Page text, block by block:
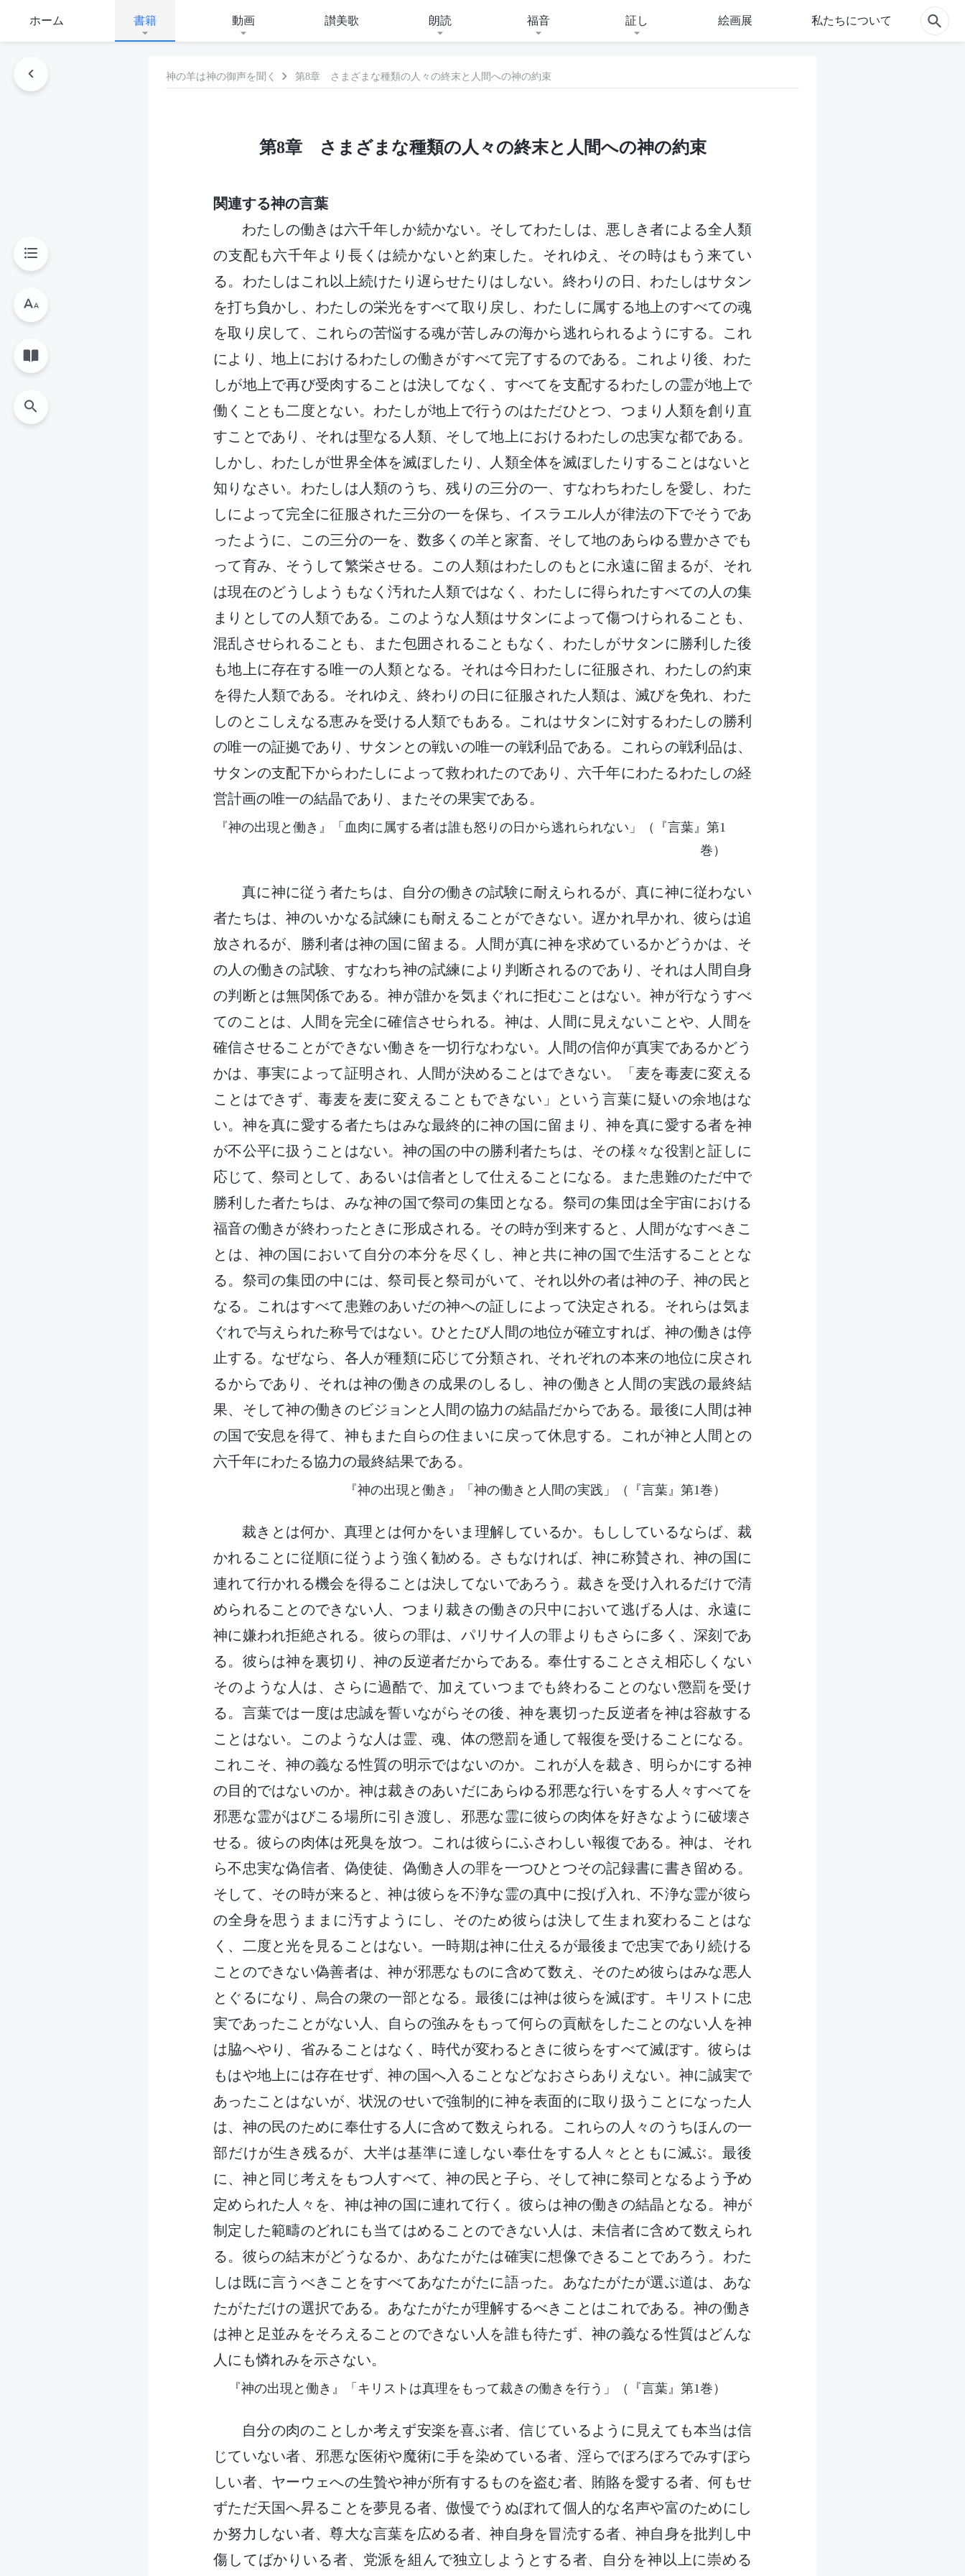
ホーム 書籍 動画 讃美歌 朗読 福音 証し 絵画展 私たちについて
神の羊は神の御声を聞く 第8章 さまざまな種類の人々の終末と人間への神の約束
第8章 さまざまな種類の人々の終末と人間への神の約束
関連する神の言葉
わたしの働きは六千年しか続かない。そしてわたしは、悪しき者による全人類
の支配も六千年より長くは続かないと約束した。それゆえ、その時はもう来てい
る。わたしはこれ以上続けたり遅らせたりはしない。終わりの日、わたしはサタン
を打ち負かし、わたしの栄光をすべて取り戻し、わたしに属する地上のすべての魂
を取り戻して、これらの苦悩する魂が苦しみの海から逃れられるようにする。これ
により、地上におけるわたしの働きがすべて完了するのである。これより後、わた
しが地上で再び受肉することは決してなく、すべてを支配するわたしの霊が地上で
働くことも二度とない。わたしが地上で行うのはただひとつ、つまり人類を創り直
すことであり、それは聖なる人類、そして地上におけるわたしの忠実な都である。
しかし、わたしが世界全体を滅ぼしたり、人類全体を滅ぼしたりすることはないと
知りなさい。わたしは人類のうち、残りの三分の一、すなわちわたしを愛し、わた
しによって完全に征服された三分の一を保ち、イスラエル人が律法の下でそうであ
ったように、この三分の一を、数多くの羊と家畜、そして地のあらゆる豊かさでも
って育み、そうして繁栄させる。この人類はわたしのもとに永遠に留まるが、それ
は現在のどうしようもなく汚れた人類ではなく、わたしに得られたすべての人の集
まりとしての人類である。このような人類はサタンによって傷つけられることも、
混乱させられることも、また包囲されることもなく、わたしがサタンに勝利した後
も地上に存在する唯一の人類となる。それは今日わたしに征服され、わたしの約束
を得た人類である。それゆえ、終わりの日に征服された人類は、滅びを免れ、わた
しのとこしえなる恵みを受ける人類でもある。これはサタンに対するわたしの勝利
の唯一の証拠であり、サタンとの戦いの唯一の戦利品である。これらの戦利品は、
サタンの支配下からわたしによって救われたのであり、六千年にわたるわたしの経
営計画の唯一の結晶であり、またその果実である。
『神の出現と働き』「血肉に属する者は誰も怒りの日から逃れられない」（『言葉』第1
巻）
真に神に従う者たちは、自分の働きの試験に耐えられるが、真に神に従わない
者たちは、神のいかなる試練にも耐えることができない。遅かれ早かれ、彼らは追
放されるが、勝利者は神の国に留まる。人間が真に神を求めているかどうかは、そ
の人の働きの試験、すなわち神の試練により判断されるのであり、それは人間自身
の判断とは無関係である。神が誰かを気まぐれに拒むことはない。神が行なうすべ
てのことは、人間を完全に確信させられる。神は、人間に見えないことや、人間を
確信させることができない働きを一切行なわない。人間の信仰が真実であるかどう
かは、事実によって証明され、人間が決めることはできない。「麦を毒麦に変える
ことはできず、毒麦を麦に変えることもできない」という言葉に疑いの余地はな
い。神を真に愛する者たちはみな最終的に神の国に留まり、神を真に愛する者を神
が不公平に扱うことはない。神の国の中の勝利者たちは、その様々な役割と証しに
応じて、祭司として、あるいは信者として仕えることになる。また患難のただ中で
勝利した者たちは、みな神の国で祭司の集団となる。祭司の集団は全宇宙における
福音の働きが終わったときに形成される。その時が到来すると、人間がなすべきこ
とは、神の国において自分の本分を尽くし、神と共に神の国で生活することとな
る。祭司の集団の中には、祭司長と祭司がいて、それ以外の者は神の子、神の民と
なる。これはすべて患難のあいだの神への証しによって決定される。それらは気ま
ぐれで与えられた称号ではない。ひとたび人間の地位が確立すれば、神の働きは停
止する。なぜなら、各人が種類に応じて分類され、それぞれの本来の地位に戻され
るからであり、それは神の働きの成果のしるし、神の働きと人間の実践の最終結
果、そして神の働きのビジョンと人間の協力の結晶だからである。最後に人間は神
の国で安息を得て、神もまた自らの住まいに戻って休息する。これが神と人間との
六千年にわたる協力の最終結果である。
『神の出現と働き』「神の働きと人間の実践」（『言葉』第1巻）
裁きとは何か、真理とは何かをいま理解しているか。もししているならば、裁
かれることに従順に従うよう強く勧める。さもなければ、神に称賛され、神の国に
連れて行かれる機会を得ることは決してないであろう。裁きを受け入れるだけで清
められることのできない人、つまり裁きの働きの只中において逃げる人は、永遠に
神に嫌われ拒絶される。彼らの罪は、パリサイ人の罪よりもさらに多く、深刻であ
る。彼らは神を裏切り、神の反逆者だからである。奉仕することさえ相応しくない
そのような人は、さらに過酷で、加えていつまでも終わることのない懲罰を受け
る。言葉では一度は忠誠を誓いながらその後、神を裏切った反逆者を神は容赦する
ことはない。このような人は霊、魂、体の懲罰を通して報復を受けることになる。
これこそ、神の義なる性質の明示ではないのか。これが人を裁き、明らかにする神
の目的ではないのか。神は裁きのあいだにあらゆる邪悪な行いをする人々すべてを
邪悪な霊がはびこる場所に引き渡し、邪悪な霊に彼らの肉体を好きなように破壊さ
せる。彼らの肉体は死臭を放つ。これは彼らにふさわしい報復である。神は、それ
ら不忠実な偽信者、偽使徒、偽働き人の罪を一つひとつその記録書に書き留める。
そして、その時が来ると、神は彼らを不浄な霊の真中に投げ入れ、不浄な霊が彼ら
の全身を思うままに汚すようにし、そのため彼らは決して生まれ変わることはな
く、二度と光を見ることはない。一時期は神に仕えるが最後まで忠実であり続ける
ことのできない偽善者は、神が邪悪なものに含めて数え、そのため彼らはみな悪人
とぐるになり、烏合の衆の一部となる。最後には神は彼らを滅ぼす。キリストに忠
実であったことがない人、自らの強みをもって何らの貢献をしたことのない人を神
は脇へやり、省みることはなく、時代が変わるときに彼らをすべて滅ぼす。彼らは
もはや地上には存在せず、神の国へ入ることなどなおさらありえない。神に誠実で
あったことはないが、状況のせいで強制的に神を表面的に取り扱うことになった人
は、神の民のために奉仕する人に含めて数えられる。これらの人々のうちほんの一
部だけが生き残るが、大半は基準に達しない奉仕をする人々とともに滅ぶ。最後
に、神と同じ考えをもつ人すべて、神の民と子ら、そして神に祭司となるよう予め
定められた人々を、神は神の国に連れて行く。彼らは神の働きの結晶となる。神が
制定した範疇のどれにも当てはめることのできない人は、未信者に含めて数えられ
る。彼らの結末がどうなるか、あなたがたは確実に想像できることであろう。わた
しは既に言うべきことをすべてあなたがたに語った。あなたがたが選ぶ道は、あな
たがただけの選択である。あなたがたが理解するべきことはこれである。神の働き
は神と足並みをそろえることのできない人を誰も待たず、神の義なる性質はどんな
人にも憐れみを示さない。
『神の出現と働き』「キリストは真理をもって裁きの働きを行う」（『言葉』第1巻）
自分の肉のことしか考えず安楽を喜ぶ者、信じているように見えても本当は信
じていない者、邪悪な医術や魔術に手を染めている者、淫らでぼろぼろでみすぼら
しい者、ヤーウェへの生贄や神が所有するものを盗む者、賄賂を愛する者、何もせ
ずただ天国へ昇ることを夢見る者、傲慢でうぬぼれて個人的な名声や富のためにし
か努力しない者、尊大な言葉を広める者、神自身を冒涜する者、神自身を批判し中
傷してばかりいる者、党派を組んで独立しようとする者、自分を神以上に崇める